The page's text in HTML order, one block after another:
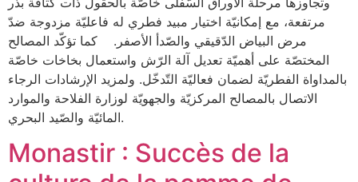
مرتفعة، مع إمكانيّة اختيار مبيد فطري له فاعليّة مزدوجة ضدّ
مرض البياض الدّقيقي والصّدأ الأصفر. كما تؤكّد المصالح
المختصّة على أهميّة تعديل آلة الرّش واستعمال بخاخات خاصّة
بالمداواة الفطريّة لضمان فعاليّة التّدخّل. ولمزيد الإرشادات الرجاء
الاتصال بالمصالح المركزيّة والجهويّة لوزارة الفلاحة والموارد
المائيّة والصّيد البحري.
Monastir : Succès de la